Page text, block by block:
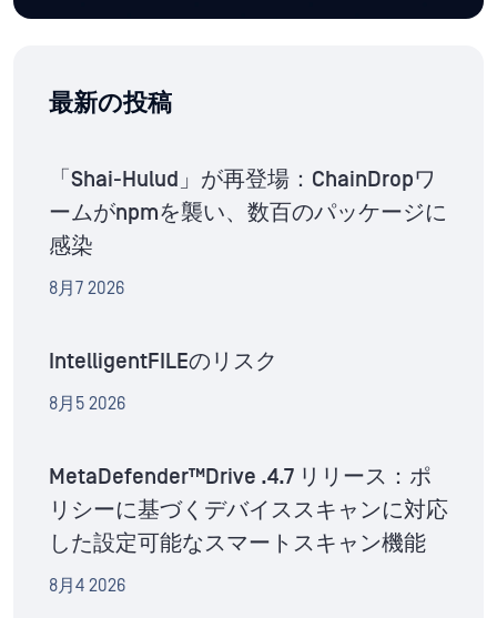
最新の投稿
「Shai-Hulud」が再登場：ChainDropワ
ームがnpmを襲い、数百のパッケージに
感染
8月7 2026
IntelligentFILEのリスク
8月5 2026
MetaDefender™Drive .4.7 リリース：ポ
リシーに基づくデバイススキャンに対応
した設定可能なスマートスキャン機能
8月4 2026